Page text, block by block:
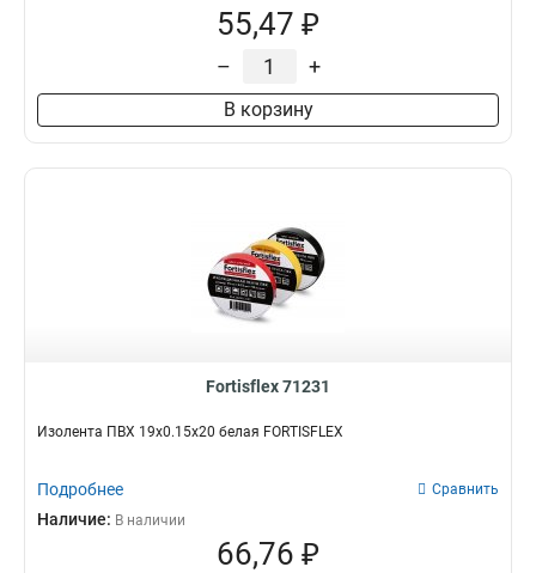
55,47 ₽
– +
В корзину
Fortisflex 71231
Изолента ПВХ 19х0.15х20 белая FORTISFLEX
Подробнее Сравнить
Наличие: В наличии
66,76 ₽